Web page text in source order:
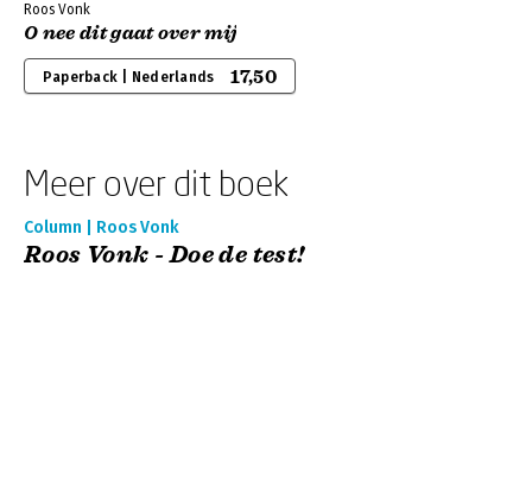
Roos Vonk
O nee dit gaat over mij
Paperback | Nederlands 17,50
Meer over dit boek
Column | Roos Vonk
Roos Vonk - Doe de test!